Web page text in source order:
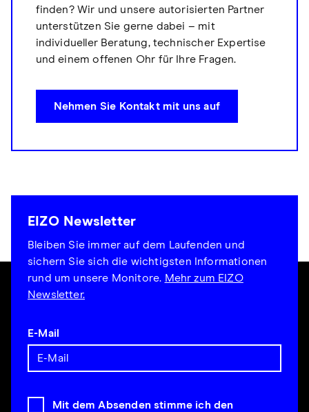
finden? Wir und unsere autorisierten Partner
unterstützen Sie gerne dabei – mit
individueller Beratung, technischer Expertise
und einem offenen Ohr für Ihre Fragen.
Nehmen Sie Kontakt mit uns auf
EIZO Newsletter
Bleiben Sie immer auf dem Laufenden und
sichern Sie sich die wichtigsten Informationen
rund um unsere Monitore. Mehr zum EIZO
Newsletter.
E-Mail
Mit dem Absenden stimme ich den